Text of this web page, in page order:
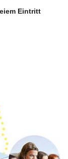
Eintritt